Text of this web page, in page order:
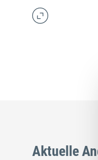
Aktuelle